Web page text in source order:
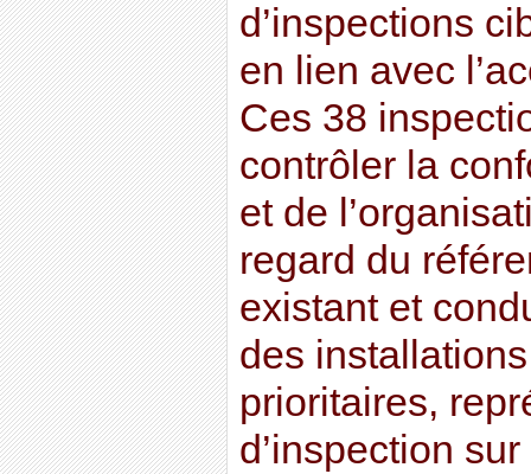
d’inspections
en lien avec
Ces 38
contrôler la
et de
regard du
existant et
des
prioritaires,
d’inspection